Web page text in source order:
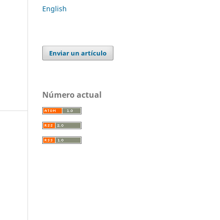
English
Enviar un artículo
Número actual